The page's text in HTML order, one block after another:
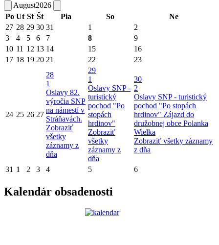
August2026
Po Ut St Št Pia So
Ne
27 28 29 30 31 1
2
3
4 5 6 7 8
9
10 11 12 13 14 15
16
17 18 19 20 21 22 23
24 25 26 27
28
1
Oslavy 82.
výročia SNP
na námestí v
Stráňavách.
Zobraziť
všetky
záznamy z
dňa
29
1
Oslavy SNP -
turistický
pochod "Po
stopách
hrdinov"
Zobraziť
všetky
záznamy z
dňa
30
2
Oslavy SNP - turistický
pochod "Po stopách
hrdinov" Zájazd do
družobnej obce Polanka
Wielka
Zobraziť všetky záznamy
z dňa
31 1 2 3 4 5 6
Kalendár obsadenosti